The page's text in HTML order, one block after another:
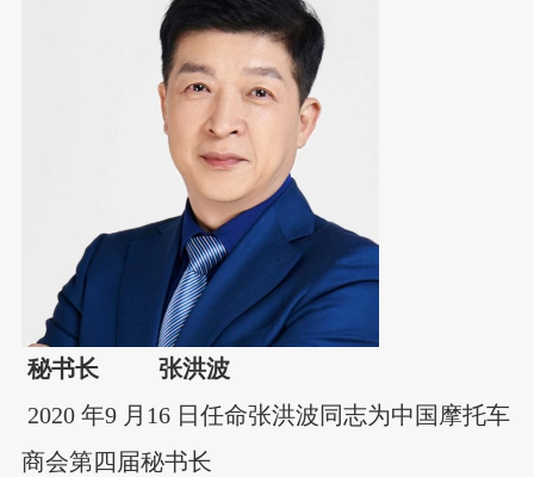
秘书长 张洪波
2020 年9 月16 日任命张洪波同志为中国摩托车
商会第四届秘书长